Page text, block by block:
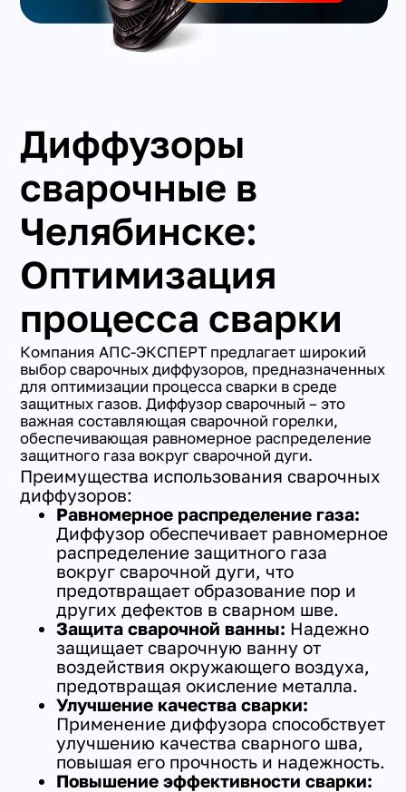
Диффузоры
сварочные в
Челябинске:
Оптимизация
процесса сварки
Компания АПС-ЭКСПЕРТ предлагает широкий
выбор сварочных диффузоров, предназначенных
для оптимизации процесса сварки в среде
защитных газов. Диффузор сварочный – это
важная составляющая сварочной горелки,
обеспечивающая равномерное распределение
защитного газа вокруг сварочной дуги.
Преимущества использования сварочных
диффузоров:
Равномерное распределение газа:
Диффузор обеспечивает равномерное
распределение защитного газа
вокруг сварочной дуги, что
предотвращает образование пор и
других дефектов в сварном шве.
Защита сварочной ванны: Надежно
защищает сварочную ванну от
воздействия окружающего воздуха,
предотвращая окисление металла.
Улучшение качества сварки:
Применение диффузора способствует
улучшению качества сварного шва,
повышая его прочность и надежность.
Повышение эффективности сварки: